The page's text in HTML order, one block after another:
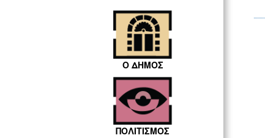
Ο ΔΗΜΟΣ
ΠΟΛΙΤΙΣΜΟΣ